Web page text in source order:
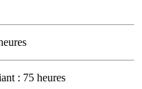
: 75 heures